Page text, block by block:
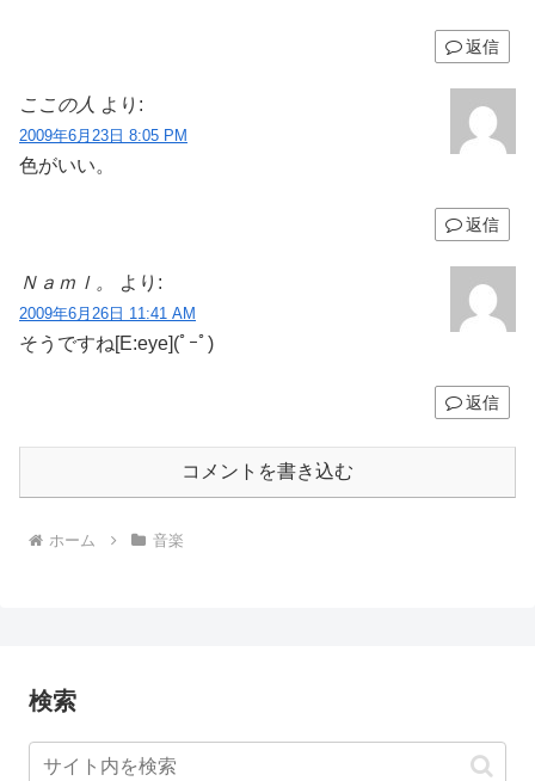
返信
ここの人 より:
2009年6月23日 8:05 PM
色がいい。
返信
Ｎａｍｌ。 より:
2009年6月26日 11:41 AM
そうですね[E:eye](ﾟｰﾟ)
返信
コメントを書き込む
ホーム 音楽
検索